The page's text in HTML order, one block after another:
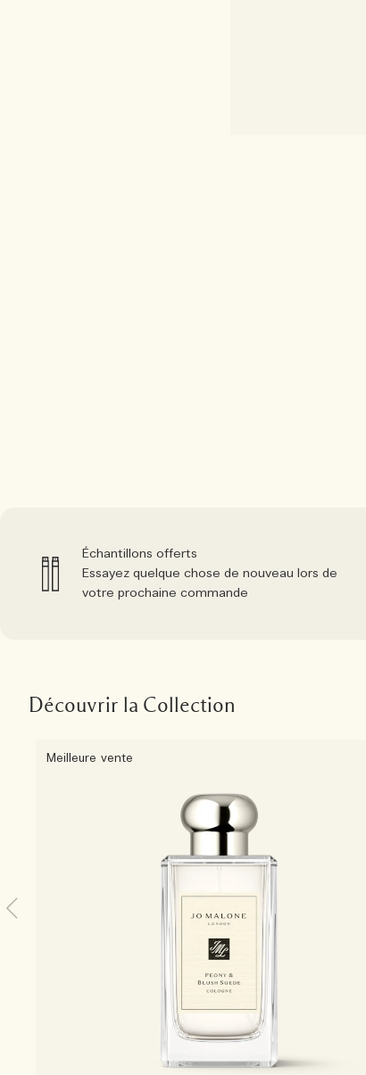
Échantillons offerts
Essayez quelque chose de nouveau lors de
votre prochaine commande
Découvrir la Collection
Meilleure vente